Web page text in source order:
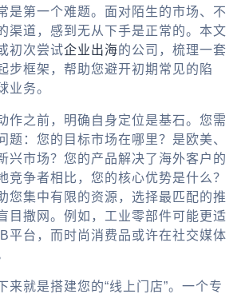
是第一个难题。面对陌生的市场、不
渠道，感到无从下手是正常的。本文
初次尝试企业出海的公司，梳理一套
步框架，帮助您避开初期常见的陷
业务。
作之前，明确自身定位是基石。您需
题：您的目标市场在哪里？是欧美、
兴市场？您的产品解决了海外客户的
竞争者相比，您的核心优势是什么？
您集中有限的资源，选择最匹配的推
目撒网。例如，工业零部件可能更适
平台，而时尚消费品或许在社交媒体
来就是搭建您的“线上门店”。一个专